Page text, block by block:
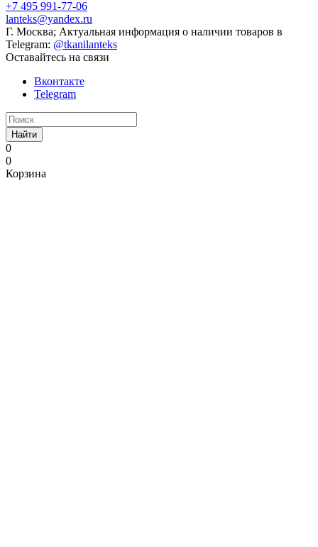
+7 495 991-77-06
lanteks@yandex.ru
Г. Москва; Актуальная информация о наличии товаров в
Telegram: @tkanilanteks
Оставайтесь на связи
Вконтакте
Telegram
Найти
0
0
Корзина